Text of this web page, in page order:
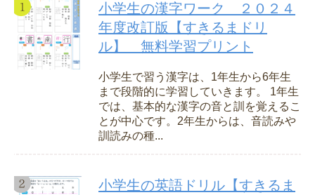
小学生の漢字ワーク ２０２４
年度改訂版【すきるまドリ
ル】 無料学習プリント
小学生で習う漢字は、1年生から6年生
まで段階的に学習していきます。 1年生
では、基本的な漢字の音と訓を覚えるこ
とが中心です。2年生からは、音読みや
訓読みの種...
小学生の英語ドリル【すきるま